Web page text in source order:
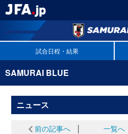
試合日程・結果
SAMURAI BLUE
ニュース
前の記事へ 一覧へ